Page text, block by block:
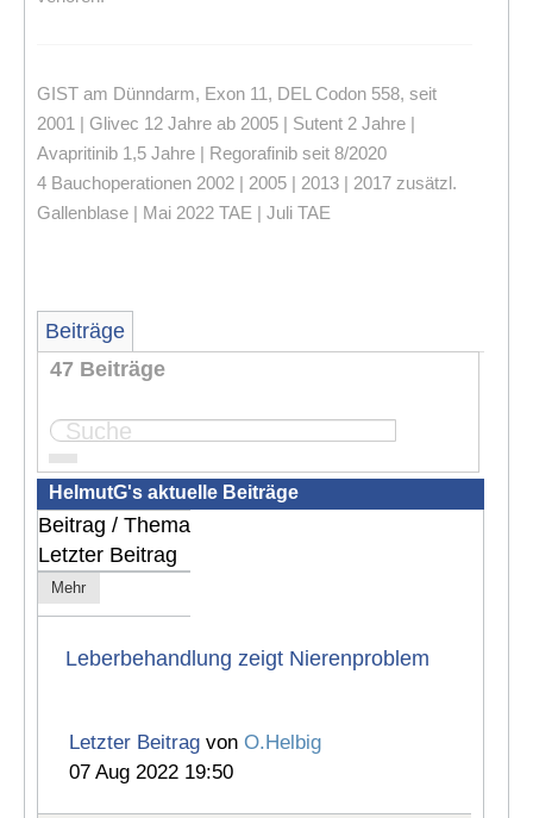
GIST am Dünndarm, Exon 11, DEL Codon 558, seit
2001 | Glivec 12 Jahre ab 2005 | Sutent 2 Jahre |
Avapritinib 1,5 Jahre | Regorafinib seit 8/2020
4 Bauchoperationen 2002 | 2005 | 2013 | 2017 zusätzl.
Gallenblase | Mai 2022 TAE | Juli TAE
Beiträge
47 Beiträge
Seite: 1 2 3
HelmutG's aktuelle Beiträge
Beitrag / Thema
Letzter Beitrag
Mehr
Leberbehandlung zeigt Nierenproblem
Letzter Beitrag vonO.Helbig
07 Aug 2022 19:50